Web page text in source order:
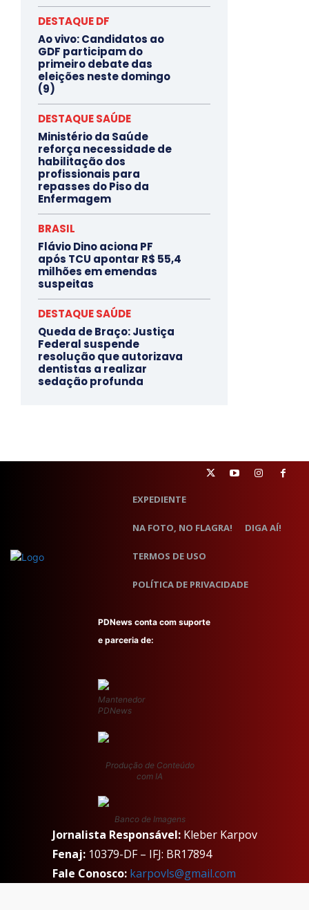
DESTAQUE DF
Ao vivo: Candidatos ao
GDF participam do
primeiro debate das
eleições neste domingo
(9)
DESTAQUE SAÚDE
Ministério da Saúde
reforça necessidade de
habilitação dos
profissionais para
repasses do Piso da
Enfermagem
BRASIL
Flávio Dino aciona PF
após TCU apontar R$ 55,4
milhões em emendas
suspeitas
DESTAQUE SAÚDE
Queda de Braço: Justiça
Federal suspende
resolução que autorizava
dentistas a realizar
sedação profunda
EXPEDIENTE
NA FOTO, NO FLAGRA! DIGA AÍ!
TERMOS DE USO
POLÍTICA DE PRIVACIDADE
PDNews conta com suporte
e parceria de:
Mantenedor
PDNews
Produção de Conteúdo
com IA
Banco de Imagens
Jornalista Responsável:Kleber Karpov
Fenaj:10379-DF – IFJ: BR17894
Fale Conosco: karpovls@gmail.com